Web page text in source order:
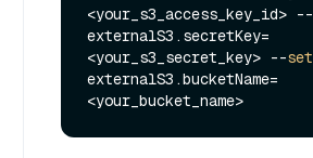
<your_s3_access_key_id> --
externalS3.secretKey=
<your_s3_secret_key> --set
externalS3.bucketName=